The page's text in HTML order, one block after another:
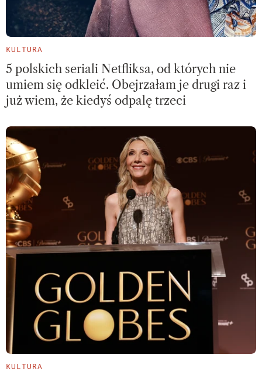
KULTURA
5 polskich seriali Netfliksa, od których nie
umiem się odkleić. Obejrzałam je drugi raz i
już wiem, że kiedyś odpalę trzeci
KULTURA